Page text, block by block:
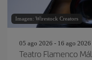
Imagen: Wirestock Creators
05 ago 2026 - 16 ago 2026
Teatro Flamenco